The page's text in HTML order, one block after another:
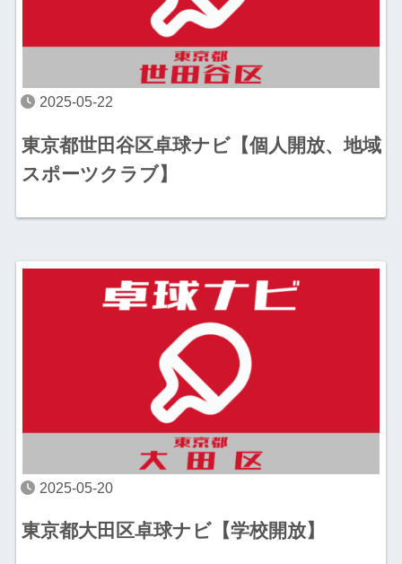
2025-05-22
東京都世田谷区卓球ナビ【個人開放、地域
スポーツクラブ】
2025-05-20
東京都大田区卓球ナビ【学校開放】